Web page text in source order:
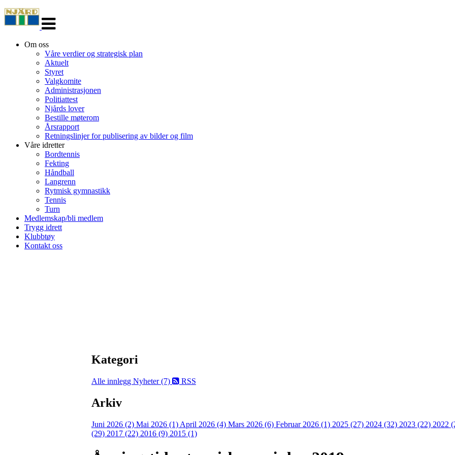
navigasjon
Om oss
Våre verdier og strategisk plan
Aktuelt
Styret
Valgkomite
Administrasjonen
Politiattest
Njårds lover
Bestille møterom
Årsrapport
Retningslinjer for publisering av bilder og film
Våre idretter
Bordtennis
Fekting
Håndball
Langrenn
Rytmisk gymnastikk
Tennis
Turn
Medlemskap/bli medlem
Trygg idrett
Klubbtøy
Kontakt oss
Kategori
Alle innlegg Nyheter (7) RSS
Arkiv
Juni 2026 (2) Mai 2026 (1) April 2026 (4) Mars 2026 (6) Februar 2026 (1) 2025 (27) 2024 (32) 2023 (22) 2022
(29) 2017 (22) 2016 (9) 2015 (1)